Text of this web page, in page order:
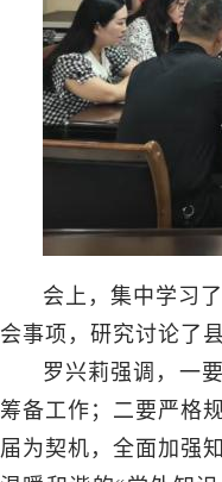
会上，集中学习
会事项，研究讨论了
罗兴莉强调，一
筹备工作；二要严格
届为契机，全面加强